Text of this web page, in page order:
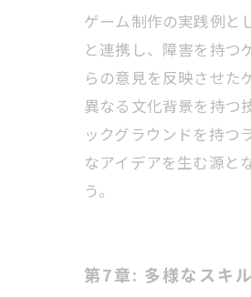
ゲーム制作の実践例と
と連携し、障害を持つ
らの意見を反映させた
異なる文化背景を持つ
ックグラウンドを持つ
なアイデアを生む源と
う。
第7章: 多様なスキ